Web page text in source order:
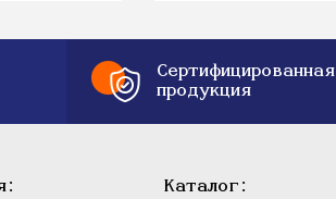
Сертифицированная
продукция
Каталог: